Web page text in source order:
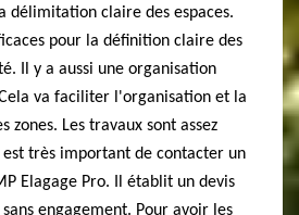
délimitation claire des espaces.
pour la définition claire des
Il y a aussi une organisation
va faciliter l'organisation et la
zones. Les travaux sont assez
très important de contacter un
Elagage Pro. Il établit un devis
engagement. Pour avoir les